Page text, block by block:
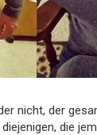
nicht, der
die